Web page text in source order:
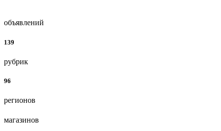
объявлений
139
рубрик
96
регионов
магазинов